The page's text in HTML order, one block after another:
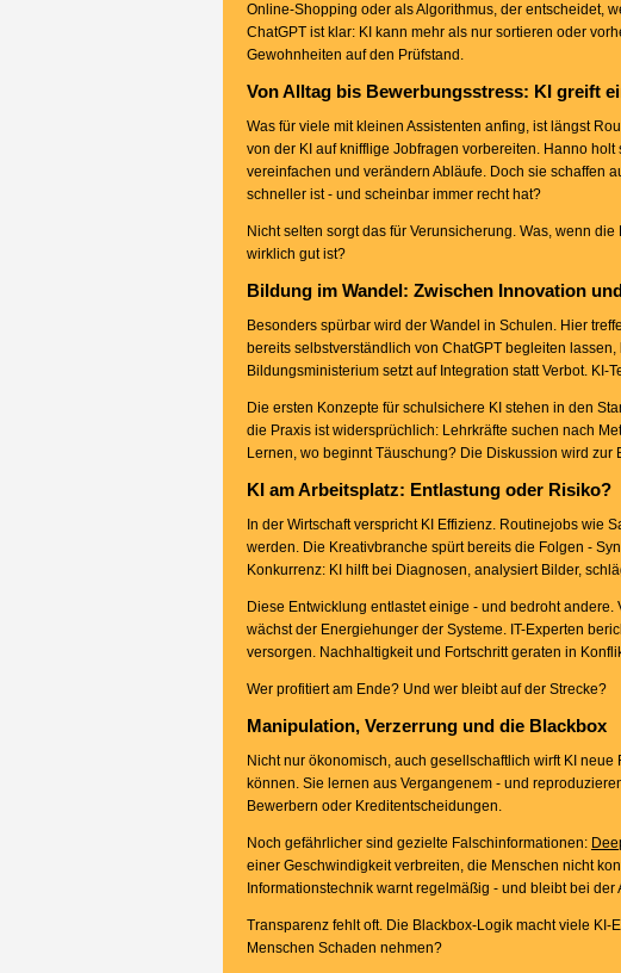
Online-Shopping oder als Algorithmus, der entscheidet,
ChatGPT ist klar: KI kann mehr als nur sortieren oder
Gewohnheiten auf den Prüfstand.
Von Alltag bis Bewerbungsstress: KI greift
Was für viele mit kleinen Assistenten anfing, ist längst
von der KI auf knifflige Jobfragen vorbereiten. Hanno
vereinfachen und verändern Abläufe. Doch sie schaffen
schneller ist - und scheinbar immer recht hat?
Nicht selten sorgt das für Verunsicherung. Was, wenn
wirklich gut ist?
Bildung im Wandel: Zwischen Innovation
Besonders spürbar wird der Wandel in Schulen. Hier
bereits selbstverständlich von ChatGPT begleiten
Bildungsministerium setzt auf Integration statt Verbot.
Die ersten Konzepte für schulsichere KI stehen in den
die Praxis ist widersprüchlich: Lehrkräfte suchen nach
Lernen, wo beginnt Täuschung? Die Diskussion wird
KI am Arbeitsplatz: Entlastung oder Risiko?
In der Wirtschaft verspricht KI Effizienz. Routinejobs
werden. Die Kreativbranche spürt bereits die Folgen -
Konkurrenz: KI hilft bei Diagnosen, analysiert Bilder,
Diese Entwicklung entlastet einige - und bedroht
wächst der Energiehunger der Systeme. IT-Experten
versorgen. Nachhaltigkeit und Fortschritt geraten in
Wer profitiert am Ende? Und wer bleibt auf der Strecke?
Manipulation, Verzerrung und die Blackbox
Nicht nur ökonomisch, auch gesellschaftlich wirft KI
können. Sie lernen aus Vergangenem - und
Bewerbern oder Kreditentscheidungen.
Noch gefährlicher sind gezielte Falschinformationen:
einer Geschwindigkeit verbreiten, die Menschen nicht
Informationstechnik warnt regelmäßig - und bleibt bei
Transparenz fehlt oft. Die Blackbox-Logik macht viele
Menschen Schaden nehmen?